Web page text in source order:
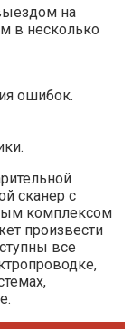
на
в несколько
ошибок.
сканер с
комплексом
произвести
все